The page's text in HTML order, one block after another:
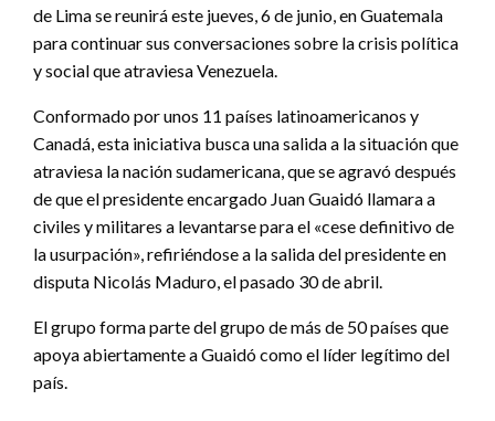
de Lima se reunirá este jueves, 6 de junio, en Guatemala
para continuar sus conversaciones sobre la crisis política
y social que atraviesa Venezuela.
Conformado por unos 11 países latinoamericanos y
Canadá, esta iniciativa busca una salida a la situación que
atraviesa la nación sudamericana, que se agravó después
de que el presidente encargado Juan Guaidó llamara a
civiles y militares a levantarse para el «cese definitivo de
la usurpación», refiriéndose a la salida del presidente en
disputa Nicolás Maduro, el pasado 30 de abril.
El grupo forma parte del grupo de más de 50 países que
apoya abiertamente a Guaidó como el líder legítimo del
país.